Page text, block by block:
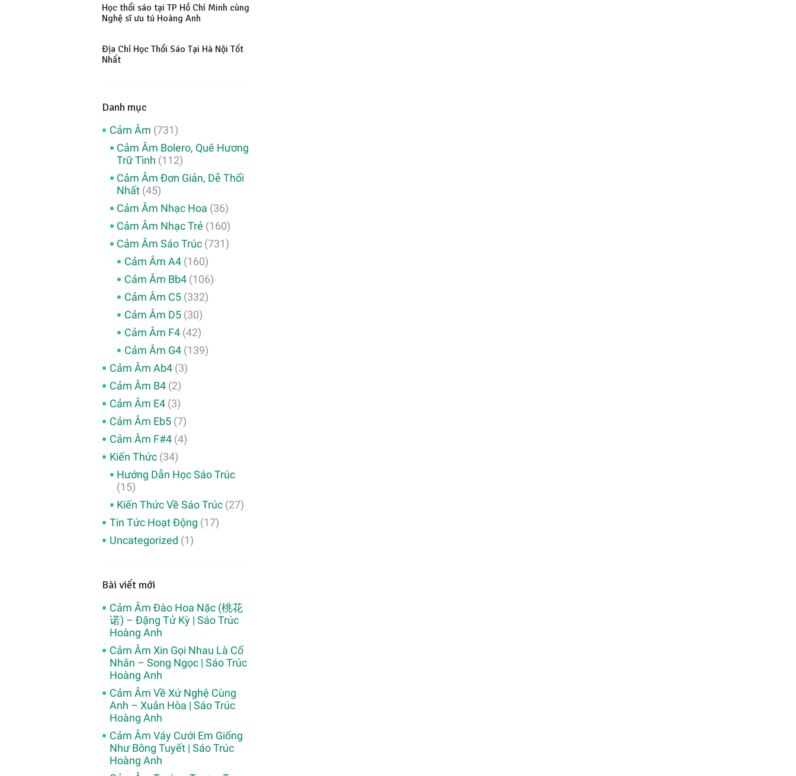
Học thổi sáo tại TP Hồ Chí Minh cùng
Nghệ sĩ ưu tú Hoàng Anh
Địa Chỉ Học Thổi Sáo Tại Hà Nội Tốt
Nhất
Danh mục
Cảm Âm (731)
Cảm Âm Bolero, Quê Hương
Trữ Tình (112)
Cảm Âm Đơn Giản, Dễ Thổi
Nhất (45)
Cảm Âm Nhạc Hoa (36)
Cảm Âm Nhạc Trẻ (160)
Cảm Âm Sáo Trúc (731)
Cảm Âm A4(160)
Cảm Âm Bb4(106)
Cảm Âm C5(332)
Cảm Âm D5(30)
Cảm Âm F4(42)
Cảm Âm G4(139)
Cảm Âm Ab4(3)
Cảm Âm B4(2)
Cảm Âm E4(3)
Cảm Âm Eb5(7)
Cảm Âm F#4(4)
Kiến Thức(34)
Hướng Dẫn Học Sáo Trúc
(15)
Kiến Thức Về Sáo Trúc (27)
Tin Tức Hoạt Động (17)
Uncategorized (1)
Bài viết mới
Cảm Âm Đào Hoa Nặc (桃花
诺) – Đặng Tử Kỳ | Sáo Trúc
Hoàng Anh
Cảm Âm Xin Gọi Nhau Là Cố
Nhân – Song Ngọc | Sáo Trúc
Hoàng Anh
Cảm Âm Về Xứ Nghệ Cùng
Anh – Xuân Hòa | Sáo Trúc
Hoàng Anh
Cảm Âm Váy Cưới Em Giống
Như Bông Tuyết | Sáo Trúc
Hoàng Anh